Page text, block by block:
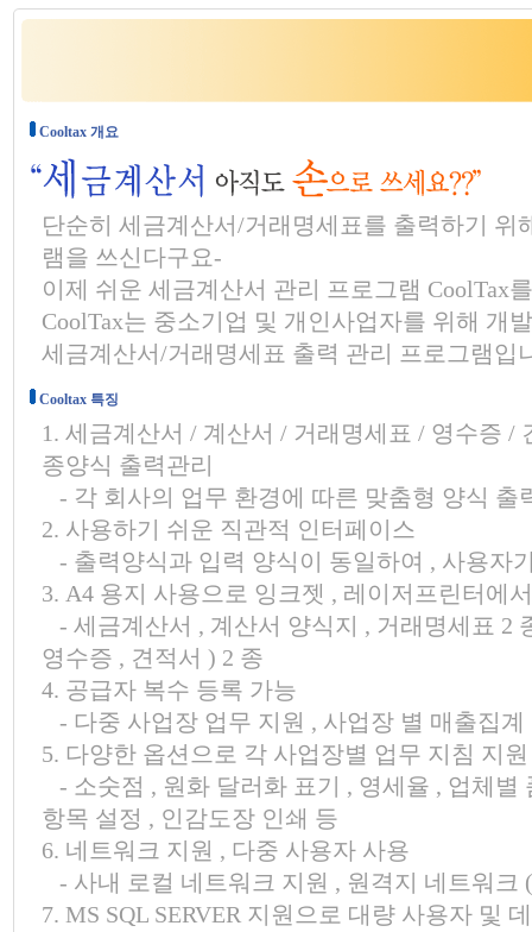
Cooltax 개요
단순히 세금계산서/거래명세표를 출력하기 위
램을 쓰신다구요-
이제 쉬운 세금계산서 관리 프로그램 CoolTax
CoolTax는 중소기업 및 개인사업자를 위해 개
세금계산서/거래명세표 출력 관리 프로그램입
Cooltax 특징
1. 세금계산서 / 계산서 / 거래명세표 / 영수증 /
종양식 출력관리
- 각 회사의 업무 환경에 따른 맞춤형 양식 출
2. 사용하기 쉬운 직관적 인터페이스
- 출력양식과 입력 양식이 동일하여 , 사용자
3. A4 용지 사용으로 잉크젯 , 레이저프린터에
- 세금계산서 , 계산서 양식지 , 거래명세표 2
영수증 , 견적서 ) 2 종
4. 공급자 복수 등록 가능
- 다중 사업장 업무 지원 , 사업장 별 매출집계
5. 다양한 옵션으로 각 사업장별 업무 지침 지원
- 소숫점 , 원화 달러화 표기 , 영세율 , 업체별
항목 설정 , 인감도장 인쇄 등
6. 네트워크 지원 , 다중 사용자 사용
- 사내 로컬 네트워크 지원 , 원격지 네트워크
7. MS SQL SERVER 지원으로 대량 사용자 및